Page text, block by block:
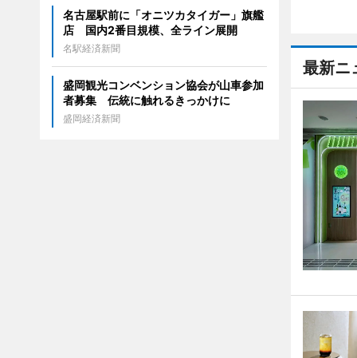
最新ニ
名古屋駅前に「オニツカタイガー」旗艦
店 国内2番目規模、全ライン展開
名駅経済新聞
盛岡観光コンベンション協会が山車参加
者募集 伝統に触れるきっかけに
盛岡経済新聞